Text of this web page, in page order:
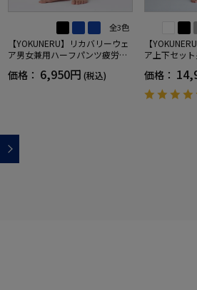
全3色
【YOKUNERU】リカバリーウェ
ア男女兼用ハーフパンツ疲労回
IX(R)【一般医療機器】SS～LLサ
価格： 6,950円 (税込)
【
ア上下セッ
進遠赤外線快
般医療機器
価格：